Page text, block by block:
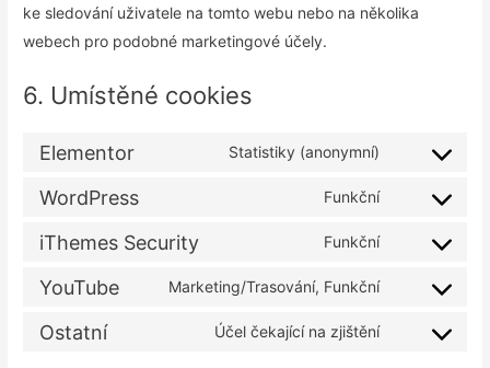
ke sledování uživatele na tomto webu nebo na několika
webech pro podobné marketingové účely.
6. Umístěné cookies
Elementor Statistiky (anonymní)
WordPress Funkční
iThemes Security Funkční
YouTube Marketing/Trasování, Funkční
Ostatní Účel čekající na zjištění